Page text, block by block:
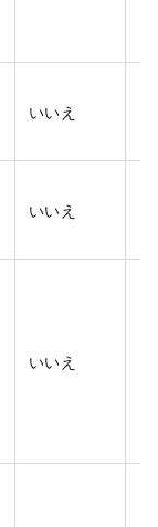
いいえ
いいえ
いいえ